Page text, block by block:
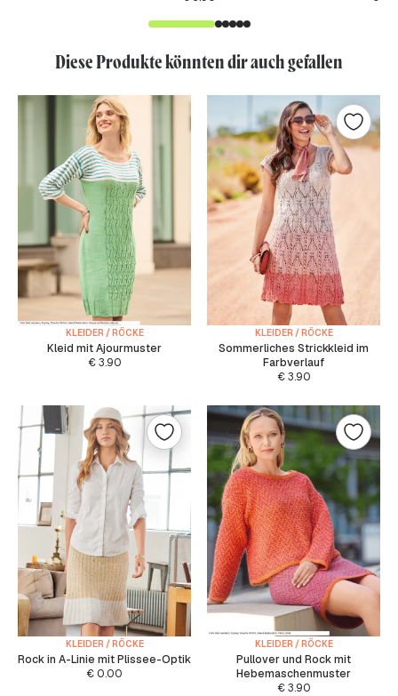
Diese Produkte könnten dir auch gefallen
KLEIDER / RÖCKE
Kleid mit Ajourmuster
€3.90
KLEIDER / RÖCKE
Sommerliches Strickkleid im
Farbverlauf
€3.90
KLEIDER / RÖCKE
Rock in A-Linie mit Plissee-Optik
€ 0.00
KLEIDER / RÖCKE
Pullover und Rock mit
Hebemaschenmuster
€3.90